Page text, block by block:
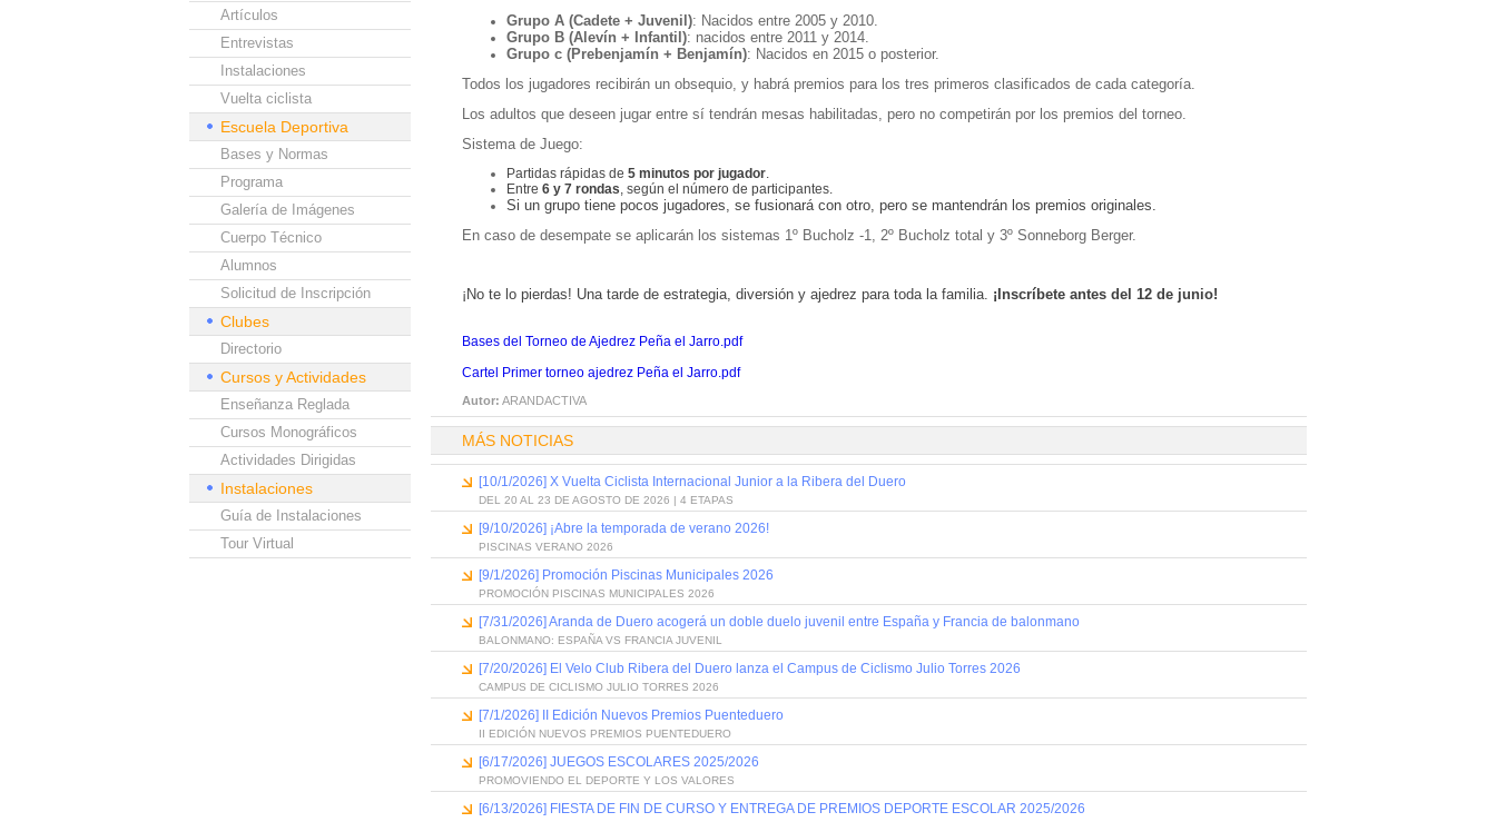
Artículos
Entrevistas
Instalaciones
Vuelta ciclista
Escuela Deportiva
Bases y Normas
Programa
Galería de Imágenes
Cuerpo Técnico
Alumnos
Solicitud de Inscripción
Clubes
Directorio
Cursos y Actividades
Enseñanza Reglada
Cursos Monográficos
Actividades Dirigidas
Instalaciones
Guía de Instalaciones
Tour Virtual
Grupo A (Cadete + Juvenil): Nacidos entre 2005 y 2010.
Grupo B (Alevín + Infantil): nacidos entre 2011 y 2014.
Grupo c (Prebenjamín + Benjamín): Nacidos en 2015 o posterior.
Todos los jugadores recibirán un obsequio, y habrá premios para los tres primeros clasificados de cada categoría.
Los adultos que deseen jugar entre sí tendrán mesas habilitadas, pero no competirán por los premios del torneo.
Sistema de Juego:
Partidas rápidas de 5 minutos por jugador.
Entre 6 y 7 rondas, según el número de participantes.
Si un grupo tiene pocos jugadores, se fusionará con otro, pero se mantendrán los premios originales.
En caso de desempate se aplicarán los sistemas 1º Bucholz -1, 2º Bucholz total y 3º Sonneborg Berger.
¡No te lo pierdas! Una tarde de estrategia, diversión y ajedrez para toda la familia. ¡Inscríbete antes del 12 de junio!
Bases del Torneo de Ajedrez Peña el Jarro.pdf
Cartel Primer torneo ajedrez Peña el Jarro.pdf
Autor: ARANDACTIVA
MÁS NOTICIAS
[10/1/2026] X Vuelta Ciclista Internacional Junior a la Ribera del Duero
DEL 20 AL 23 DE AGOSTO DE 2026 | 4 ETAPAS
[9/10/2026] ¡Abre la temporada de verano 2026!
PISCINAS VERANO 2026
[9/1/2026] Promoción Piscinas Municipales 2026
PROMOCIÓN PISCINAS MUNICIPALES 2026
[7/31/2026] Aranda de Duero acogerá un doble duelo juvenil entre España y Francia de balonmano
BALONMANO: ESPAÑA VS FRANCIA JUVENIL
[7/20/2026] El Velo Club Ribera del Duero lanza el Campus de Ciclismo Julio Torres 2026
CAMPUS DE CICLISMO JULIO TORRES 2026
[7/1/2026] II Edición Nuevos Premios Puenteduero
II EDICIÓN NUEVOS PREMIOS PUENTEDUERO
[6/17/2026] JUEGOS ESCOLARES 2025/2026
PROMOVIENDO EL DEPORTE Y LOS VALORES
[6/13/2026] FIESTA DE FIN DE CURSO Y ENTREGA DE PREMIOS DEPORTE ESCOLAR 2025/2026